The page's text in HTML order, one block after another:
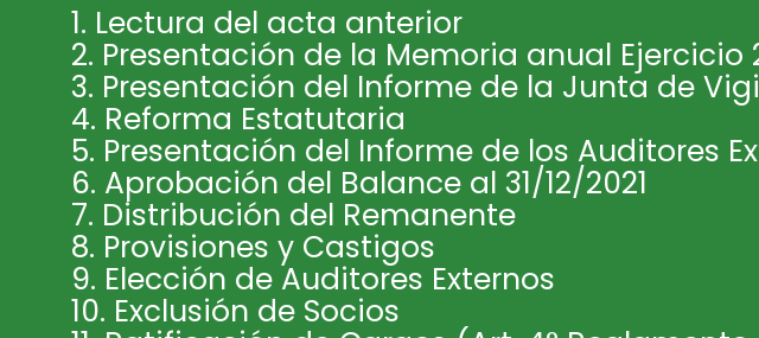
1. Lectura del acta anterior
2. Presentación de la Memoria anual Ejercicio
3. Presentación del Informe de la Junta de
4. Reforma Estatutaria
5. Presentación del Informe de los Auditores
6. Aprobación del Balance al 31/12/2021
7. Distribución del Remanente
8. Provisiones y Castigos
9. Elección de Auditores Externos
10. Exclusión de Socios